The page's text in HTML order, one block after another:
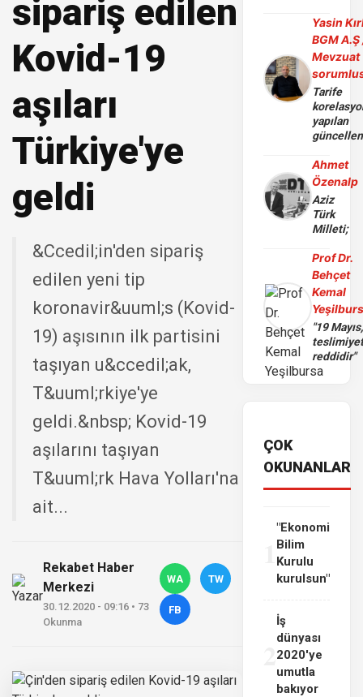
sipariş edilen
Kovid-19
aşıları
Türkiye'ye
geldi
&Ccedil;in'den sipariş
edilen yeni tip
koronavir&uuml;s (Kovid-
19) aşısının ilk partisini
taşıyan u&ccedil;ak,
T&uuml;rkiye'ye
geldi.&nbsp; Kovid-19
aşılarını taşıyan
T&uuml;rk Hava Yolları'na
ait...
Rekabet Haber
Merkezi
30.12.2020 - 09:16 • 73
Okunma
WA TW
FB
Yasin
BGM A.Ş
Mevzuat
Tarife
yapılan
Ahmet
Özenalp
Aziz
Türk
Milleti;
Prof Dr.
Behçet
Kemal
"19 Mayıs,
reddidir"
ÇOK
OKUNANLAR
"Ekonomi
Bilim
Kurulu
kurulsun"
İş
dünyası
2020'ye
umutla
bakıyor